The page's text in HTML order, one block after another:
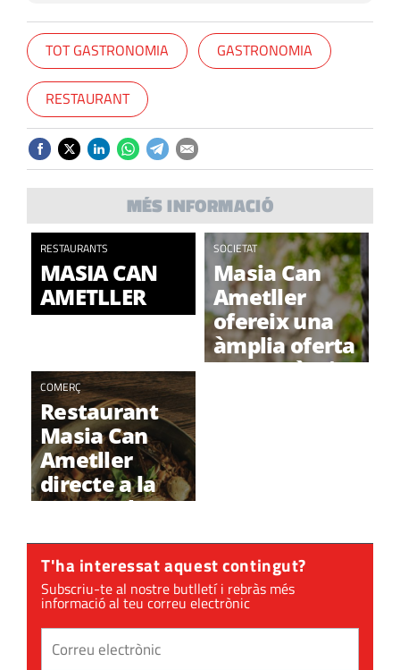
TOT GASTRONOMIA GASTRONOMIA
RESTAURANT
MÉS INFORMACIÓ
RESTAURANTS
MASIA CAN
AMETLLER
SOCIETAT
Masia Can
Ametller
ofereix una
àmplia oferta
gastronòmica
COMERÇ
Restaurant
Masia Can
Ametller
directe a la
teva taula!
T'ha interessat aquest contingut?
Subscriu-te al nostre butlletí i rebràs més
informació al teu correu electrònic